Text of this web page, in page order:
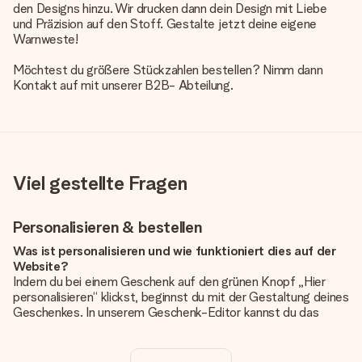
den Designs hinzu. Wir drucken dann dein Design mit Liebe
und Präzision auf den Stoff. Gestalte jetzt deine eigene
Warnweste!
Möchtest du größere Stückzahlen bestellen? Nimm dann
Kontakt auf mit unserer B2B- Abteilung.
Viel gestellte Fragen
Personalisieren & bestellen
Was ist personalisieren und wie funktioniert dies auf der
Website?
Indem du bei einem Geschenk auf den grünen Knopf „Hier
personalisieren“ klickst, beginnst du mit der Gestaltung deines
Geschenkes. In unserem Geschenk-Editor kannst du das
noch eines unserer angebotenen Designs, um deinem